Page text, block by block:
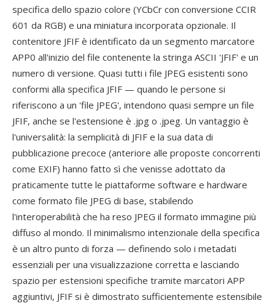
specifica dello spazio colore (YCbCr con conversione CCIR
601 da RGB) e una miniatura incorporata opzionale. Il
contenitore JFIF è identificato da un segmento marcatore
APP0 all'inizio del file contenente la stringa ASCII 'JFIF' e un
numero di versione. Quasi tutti i file JPEG esistenti sono
conformi alla specifica JFIF — quando le persone si
riferiscono a un 'file JPEG', intendono quasi sempre un file
JFIF, anche se l'estensione è .jpg o .jpeg. Un vantaggio è
l'universalità: la semplicità di JFIF e la sua data di
pubblicazione precoce (anteriore alle proposte concorrenti
come EXIF) hanno fatto sì che venisse adottato da
praticamente tutte le piattaforme software e hardware
come formato file JPEG di base, stabilendo
l'interoperabilità che ha reso JPEG il formato immagine più
diffuso al mondo. Il minimalismo intenzionale della specifica
è un altro punto di forza — definendo solo i metadati
essenziali per una visualizzazione corretta e lasciando
spazio per estensioni specifiche tramite marcatori APP
aggiuntivi, JFIF si è dimostrato sufficientemente estensibile